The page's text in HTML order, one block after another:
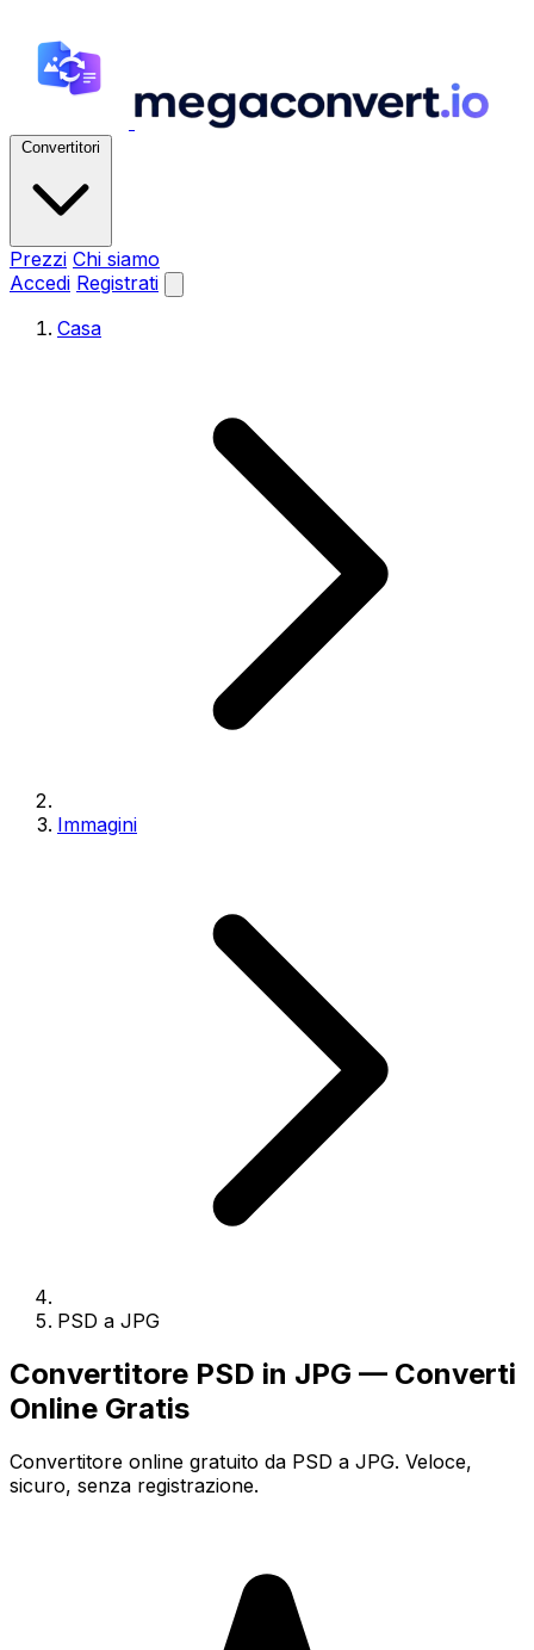
Convertitori
Prezzi Chi siamo
Accedi Registrati
Casa
Immagini
PSD a JPG
Convertitore PSD in JPG — Converti
Online Gratis
Convertitore online gratuito da PSD a JPG. Veloce,
sicuro, senza registrazione.